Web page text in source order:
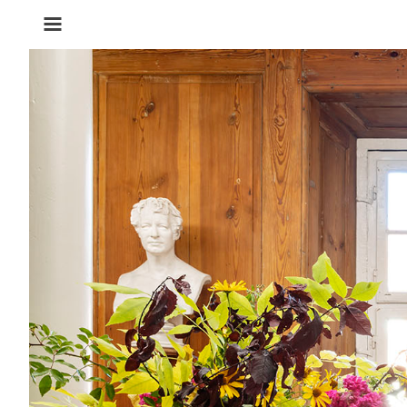
STARTSEITE
FORST/WALDWIRTSCHAFT
FORSTDIENSTLEISTUNGEN
RUHEFORST
WALDWIRTSCHAFT
FERIENWOHNUNGEN
HAUS
IM
WALD